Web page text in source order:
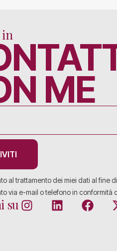
ME
al trattamento dei miei dati al fine
via e-mail o telefono in conformità
su